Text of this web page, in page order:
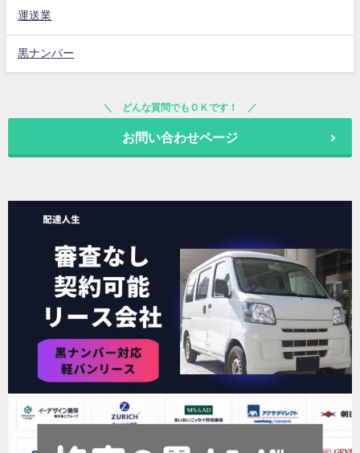
運送業
黒ナンバー
どんな質問でもＯＫです！
お問い合わせページ